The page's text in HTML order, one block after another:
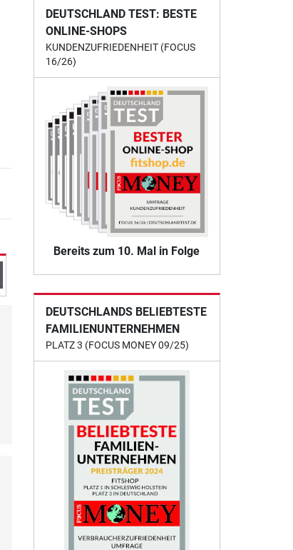
DEUTSCHLAND TEST: BESTE
ONLINE-SHOPS
KUNDENZUFRIEDENHEIT (FOCUS
16/26)
Bereits zum 10. Mal in Folge
DEUTSCHLANDS BELIEBTESTE
FAMILIENUNTERNEHMEN
PLATZ 3 (FOCUS MONEY 09/25)